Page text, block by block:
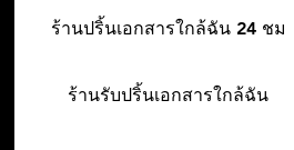
ร้านปริ้นเอกสารใกล้ฉัน 24 ชม
ร้านรับปริ้นเอกสารใกล้ฉัน